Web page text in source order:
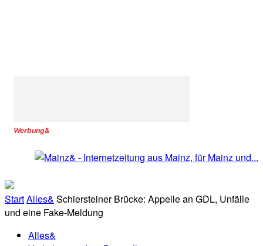
Werbung&
StartAlles& Schiersteiner Brücke: Appelle an GDL, Unfälle
und eine Fake-Meldung
Alles&